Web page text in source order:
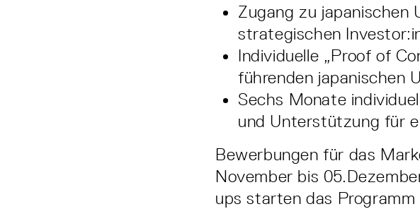
Zugang zu japanischen
strategischen
Individuelle „Proof of
führenden japanischen
Sechs Monate
und Unterstützung für
Bewerbungen für das
November bis
ups starten das